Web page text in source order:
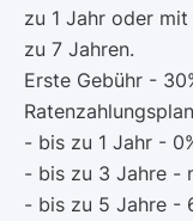
zu 1 Jahr oder
zu 7 Jahren.
Erste Gebühr -
- bis zu 1 Jahr -
- bis zu 3 Jahre -
- bis zu 5 Jahre -